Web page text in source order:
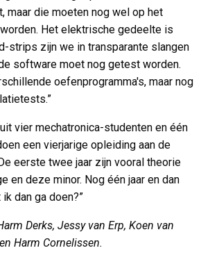
maar die moeten nog wel op het
Het elektrische gedeelte is
strips zijn we in transparante slangen
software moet nog getest worden.
oefenprogramma's, maar nog
vier mechatronica-studenten en één
een vierjarige opleiding aan de
eerste twee jaar zijn vooral theorie
en deze minor. Nog één jaar en dan
dan ga doen?”
Derks, Jessy van Erp, Koen van
Harm Cornelissen.